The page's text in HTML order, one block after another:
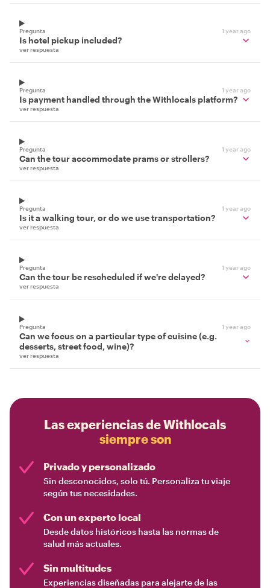
Pregunta 1 year ago
Is hotel pickup included?
ver respuesta
Pregunta 1 year ago
Is payment handled through the Withlocals platform?
ver respuesta
Pregunta 1 year ago
Can the tour accommodate prams or strollers?
ver respuesta
Pregunta 1 year ago
Is it a walking tour, or do we use transportation?
ver respuesta
Pregunta 1 year ago
Can the tour be rescheduled if we're delayed?
ver respuesta
Pregunta 1 year ago
Can we focus on a particular type of cuisine (e.g.
desserts, street food, wine)?
ver respuesta
Las experiencias de Withlocals
siempre son
Privado y personalizado
Sin desconocidos, solo tú. Personaliza tu viaje
según tus necesidades.
Con un experto local
Desde datos históricos hasta las normas de
salud más actuales.
Sin multitudes
Experiencias diseñadas para alejarte de las